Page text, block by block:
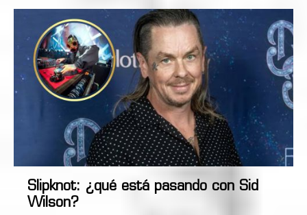
Slipknot: ¿qué está pasando con Sid
Wilson?